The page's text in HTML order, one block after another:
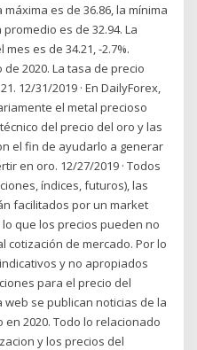
es de 36.86, la mínima
es de 32.94. La
es de 34.21, -2.7%.
2020. La tasa de precio
12/31/2019 · En DailyForex,
el metal precioso
del precio del oro y las
el fin de ayudarlo a generar
en oro. 12/27/2019 · Todos
índices, futuros), las
facilitados por un market
que los precios pueden no
cotización de mercado. Por lo
y no apropiados
para el precio del
web se publican noticias de la
2020. Todo lo relacionado
y los precios del